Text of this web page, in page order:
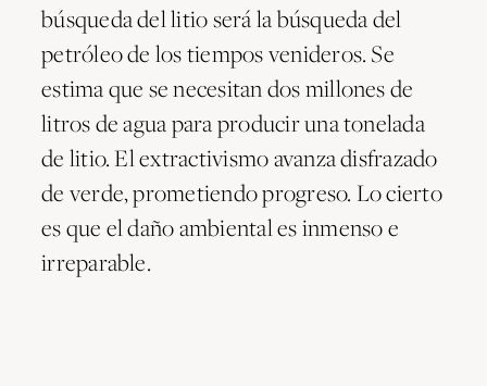
búsqueda del litio será la búsqueda del
petróleo de los tiempos venideros. Se
estima que se necesitan dos millones de
litros de agua para producir una tonelada
de litio. El extractivismo avanza disfrazado
de verde, prometiendo progreso. Lo cierto
es que el daño ambiental es inmenso e
irreparable.